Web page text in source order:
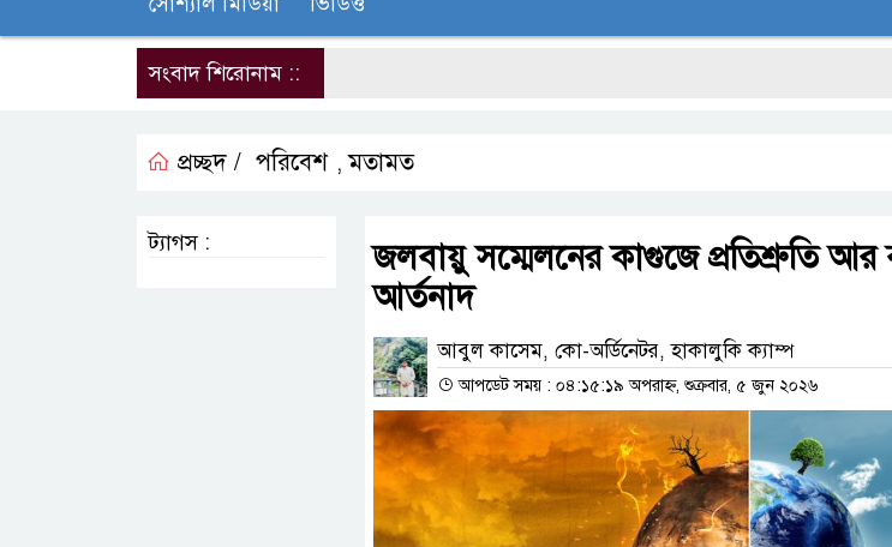
সংবাদ শিরোনাম ::
প্রচ্ছদ / পরিবেশ ,মতামত
জলবায়ু সম্মেলনের কাগুজে প্রতিশ্রুতি আর
আর্তনাদ
আবুল কাসেম, কো-অর্ডিনেটর, হাকালুকি ক‍্যাম্প
আপডেট সময় : ০৪:১৫:১৯ অপরাহ্ন, শুক্রবার, ৫ জুন ২০২৬
ট্যাগস :